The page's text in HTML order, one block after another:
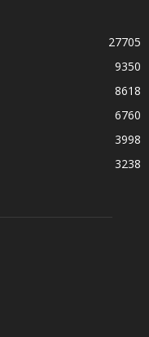
27705
9350
8618
6760
3998
3238